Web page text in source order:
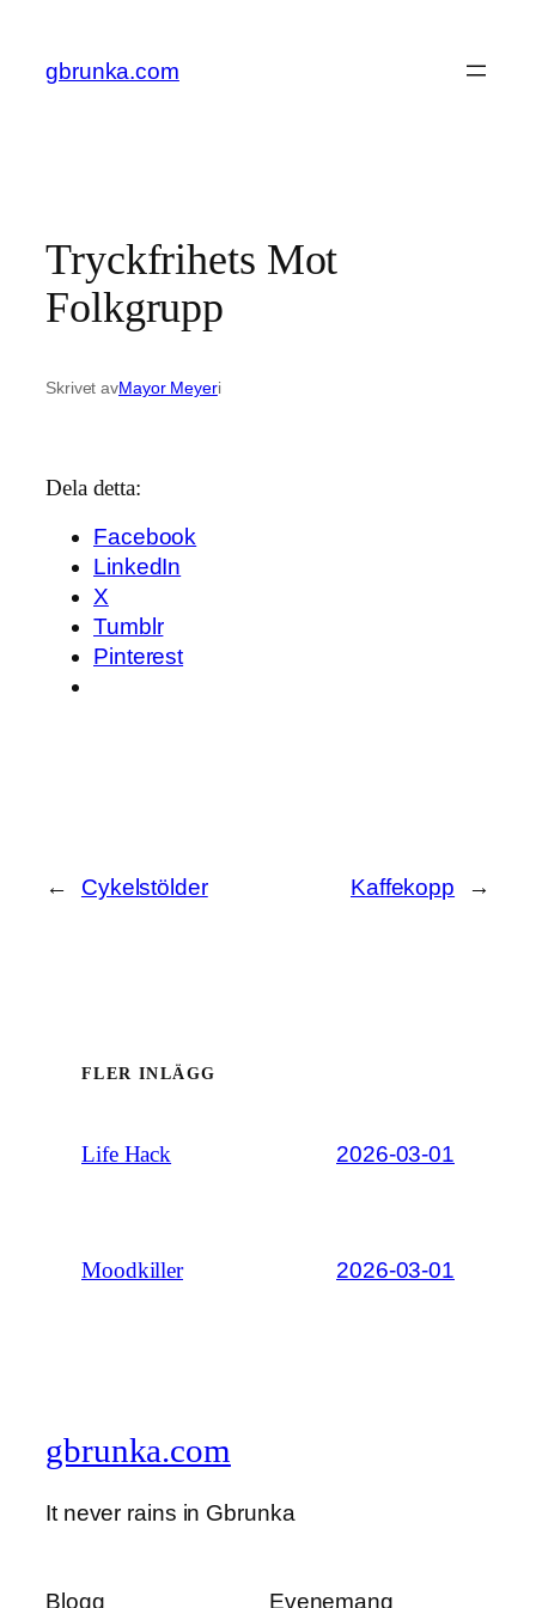
innehåll
gbrunka.com
Tryckfrihets Mot
Folkgrupp
Skrivet avMayor Meyeri
Dela detta:
Facebook
LinkedIn
X
Tumblr
Pinterest
← Cykelstölder Kaffekopp →
FLER INLÄGG
Life Hack 2026-03-01
Moodkiller 2026-03-01
gbrunka.com
It never rains in Gbrunka
Blogg Evenemang